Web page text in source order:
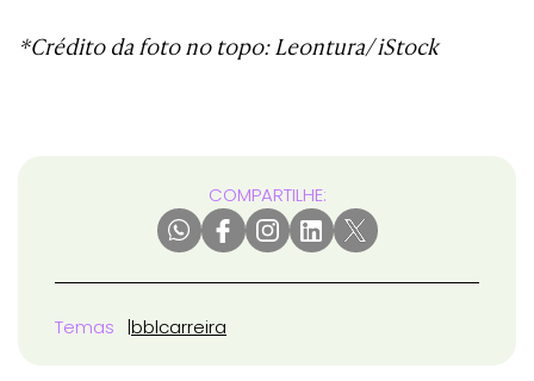
*Crédito da foto no topo: Leontura/ iStock
COMPARTILHE:
Temas bblcarreira